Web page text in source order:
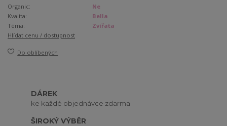
Organic:
Ne
Kvalita:
Bella
Téma:
Zvířata
Hlídat cenu / dostupnost
Do oblíbených
DÁREK
ke každé objednávce zdarma
ŠIROKÝ VÝBĚR